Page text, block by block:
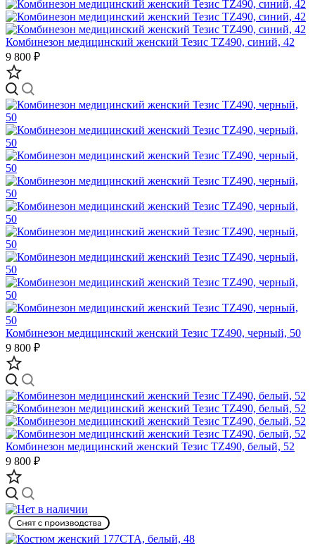
Комбинезон медицинский женский Тезис TZ490, синий, 42
9 800 ₽
Комбинезон медицинский женский Тезис TZ490, черный, 50
9 800 ₽
Комбинезон медицинский женский Тезис TZ490, белый, 52
9 800 ₽